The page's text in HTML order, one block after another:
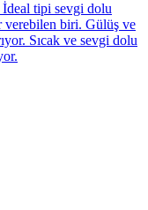
tipi sevgi dolu
verebilen biri. Gülüş ve
Sıcak ve sevgi dolu